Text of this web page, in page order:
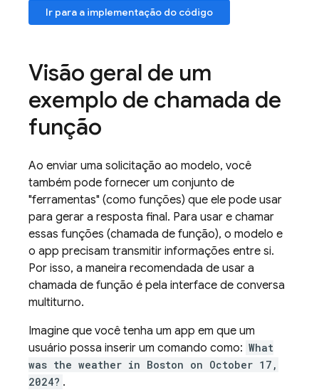
Ir para a implementação do código
Visão geral de um
exemplo de chamada de
função
Ao enviar uma solicitação ao modelo, você
também pode fornecer um conjunto de
"ferramentas" (como funções) que ele pode usar
para gerar a resposta final. Para usar e chamar
essas funções (chamada de função), o modelo e
o app precisam transmitir informações entre si.
Por isso, a maneira recomendada de usar a
chamada de função é pela interface de conversa
multiturno.
Imagine que você tenha um app em que um
usuário possa inserir um comando como: What
was the weather in Boston on October 17,
2024? .